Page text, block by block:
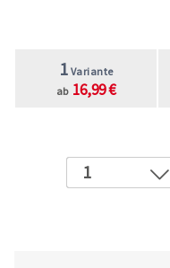
1 Variante
ab 16,99 €
1